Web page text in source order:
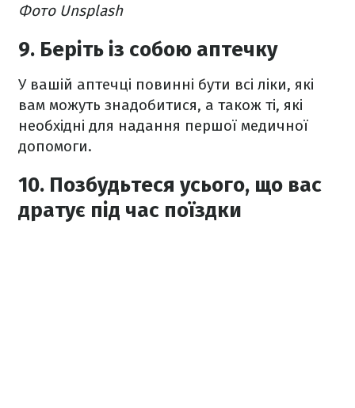
Фото Unsplash
9. Беріть із собою аптечку
У вашій аптечці повинні бути всі ліки, які
вам можуть знадобитися, а також ті, які
необхідні для надання першої медичної
допомоги.
10. Позбудьтеся усього, що вас
дратує під час поїздки